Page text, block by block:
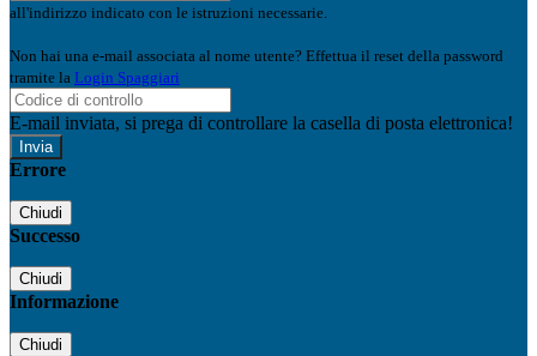
all'indirizzo indicato con le istruzioni necessarie.
Non hai una e-mail associata al nome utente? Effettua il reset della password
tramite la Login Spaggiari
E-mail inviata, si prega di controllare la casella di posta elettronica!
Errore
Chiudi
Successo
Chiudi
Informazione
Chiudi